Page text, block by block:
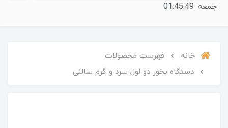
جمعه 01:45:50
خانه
فهرست محصولات
دستگاه بخور دو لول سرد و گرم سالنی